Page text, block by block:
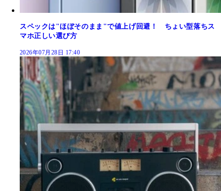
スペックは"ほぼそのまま"で値上げ回避！ ちょい型落ちス
マホ正しい選び方
2026年07月28日 17:40